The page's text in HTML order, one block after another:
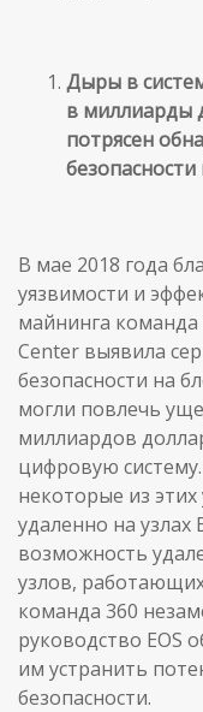
Дыры в
в миллиарды
потрясен
В мае 2018 года
уязвимости и
майнинга команда
Center выявила
безопасности на
могли повлечь
миллиардов
цифровую
некоторые из
удаленно на узлах
возможность
узлов,
команда 360
руководство EOS
им устранить
безопасности.